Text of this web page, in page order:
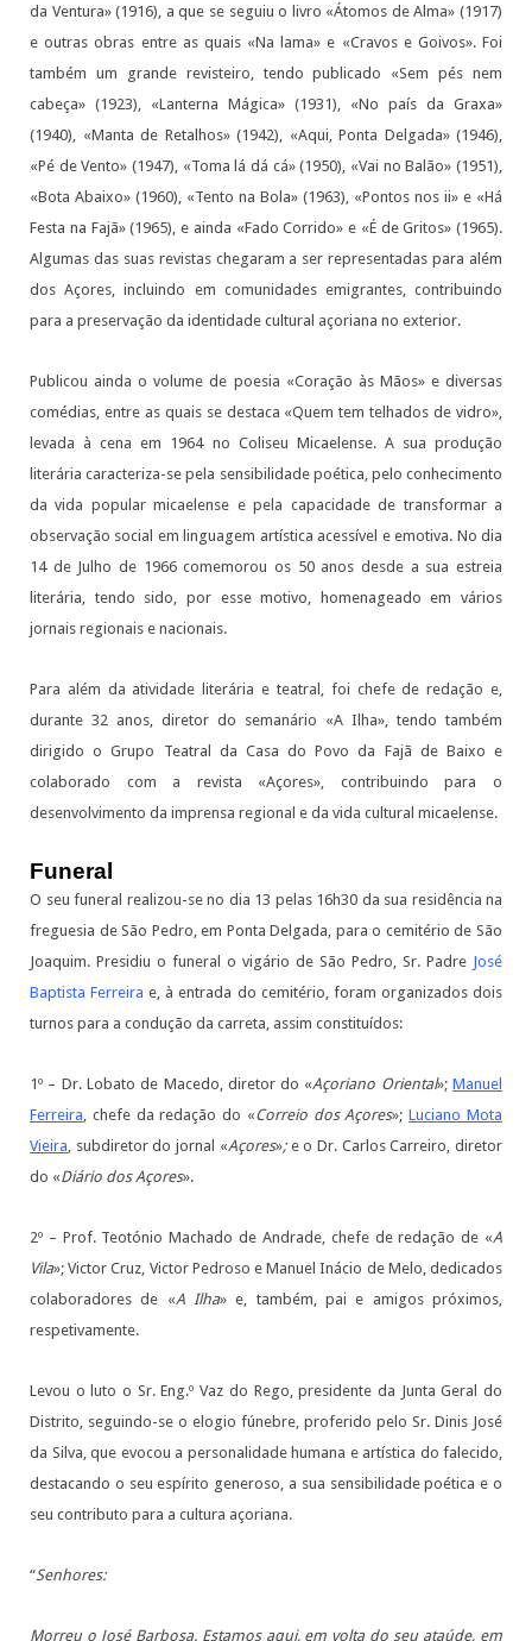
da Ventura» (1916), a que se seguiu o livro «Átomos de Alma» (1917)
e outras obras entre as quais «Na lama» e «Cravos e Goivos». Foi
também um grande revisteiro, tendo publicado «Sem pés nem
cabeça» (1923), «Lanterna Mágica» (1931), «No país da Graxa»
(1940), «Manta de Retalhos» (1942), «Aqui, Ponta Delgada» (1946),
«Pé de Vento» (1947), «Toma lá dá cá» (1950), «Vai no Balão» (1951),
«Bota Abaixo» (1960), «Tento na Bola» (1963), «Pontos nos ii» e «Há
Festa na Fajã» (1965), e ainda «Fado Corrido» e «É de Gritos» (1965).
Algumas das suas revistas chegaram a ser representadas para além
dos Açores, incluindo em comunidades emigrantes, contribuindo
para a preservação da identidade cultural açoriana no exterior.
Publicou ainda o volume de poesia «Coração às Mãos» e diversas
comédias, entre as quais se destaca «Quem tem telhados de vidro»,
levada à cena em 1964 no Coliseu Micaelense. A sua produção
literária caracteriza-se pela sensibilidade poética, pelo conhecimento
da vida popular micaelense e pela capacidade de transformar a
observação social em linguagem artística acessível e emotiva. No dia
14 de Julho de 1966 comemorou os 50 anos desde a sua estreia
literária, tendo sido, por esse motivo, homenageado em vários
jornais regionais e nacionais.
Para além da atividade literária e teatral, foi chefe de redação e,
durante 32 anos, diretor do semanário «A Ilha», tendo também
dirigido o Grupo Teatral da Casa do Povo da Fajã de Baixo e
colaborado com a revista «Açores», contribuindo para o
desenvolvimento da imprensa regional e da vida cultural micaelense.
Funeral
O seu funeral realizou-se no dia 13 pelas 16h30 da sua residência na
freguesia de São Pedro, em Ponta Delgada, para o cemitério de São
Joaquim. Presidiu o funeral o vigário de São Pedro, Sr. Padre José
Baptista Ferreira e, à entrada do cemitério, foram organizados dois
turnos para a condução da carreta, assim constituídos:
1º – Dr. Lobato de Macedo, diretor do «Açoriano Oriental»;Manuel
Ferreira , chefe da redação do «Correio dos Açores»;Luciano Mota
Vieira , subdiretor do jornal «Açores»;e o Dr. Carlos Carreiro, diretor
do «Diário dos Açores».
2º – Prof. Teotónio Machado de Andrade, chefe de redação de «A
Vila»; Victor Cruz, Victor Pedroso e Manuel Inácio de Melo, dedicados
colaboradores de «A Ilha» e, também, pai e amigos próximos,
respetivamente.
Levou o luto o Sr. Eng.º Vaz do Rego, presidente da Junta Geral do
Distrito, seguindo-se o elogio fúnebre, proferido pelo Sr. Dinis José
da Silva, que evocou a personalidade humana e artística do falecido,
destacando o seu espírito generoso, a sua sensibilidade poética e o
seu contributo para a cultura açoriana.
“Senhores:
Morreu o José Barbosa. Estamos aqui, em volta do seu ataúde, em